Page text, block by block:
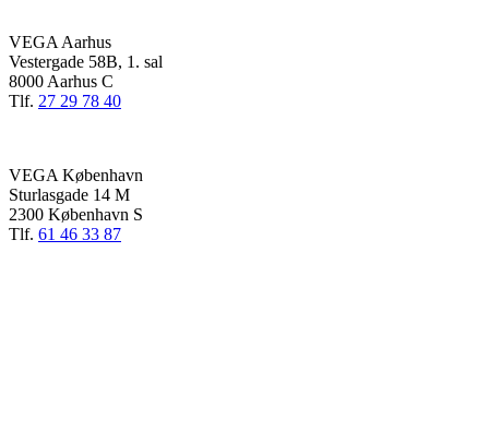
VEGA Aarhus
Vestergade 58B, 1. sal
8000 Aarhus C
Tlf. 27 29 78 40
VEGA København
Sturlasgade 14 M
2300 København S
Tlf. 61 46 33 87